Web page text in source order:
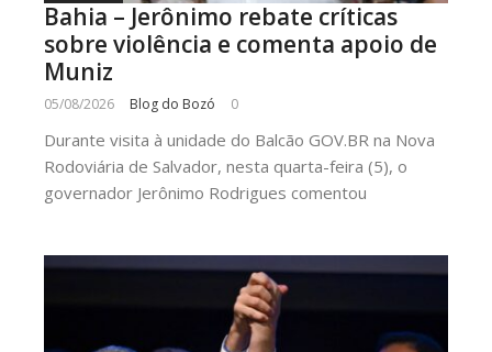
Bahia – Jerônimo rebate críticas
sobre violência e comenta apoio de
Muniz
05/08/2026 Blog do Bozó 0
Durante visita à unidade do Balcão GOV.BR na Nova
Rodoviária de Salvador, nesta quarta-feira (5), o
governador Jerônimo Rodrigues comentou